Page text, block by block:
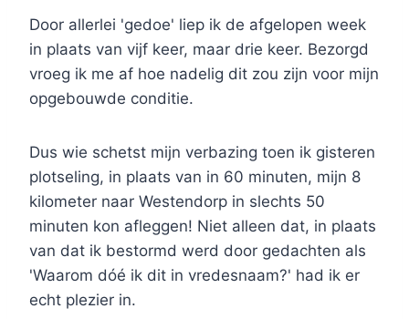
Door allerlei 'gedoe' liep ik de afgelopen week
in plaats van vijf keer, maar drie keer. Bezorgd
vroeg ik me af hoe nadelig dit zou zijn voor mijn
opgebouwde conditie.
Dus wie schetst mijn verbazing toen ik gisteren
plotseling, in plaats van in 60 minuten, mijn 8
kilometer naar Westendorp in slechts 50
minuten kon afleggen! Niet alleen dat, in plaats
van dat ik bestormd werd door gedachten als
'Waarom dóé ik dit in vredesnaam?' had ik er
echt plezier in.